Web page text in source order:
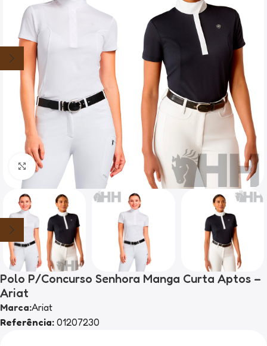
Clique para ampliar
Polo P/Concurso Senhora Manga Curta Aptos –
Ariat
Marca:Ariat
Referência: 01207230